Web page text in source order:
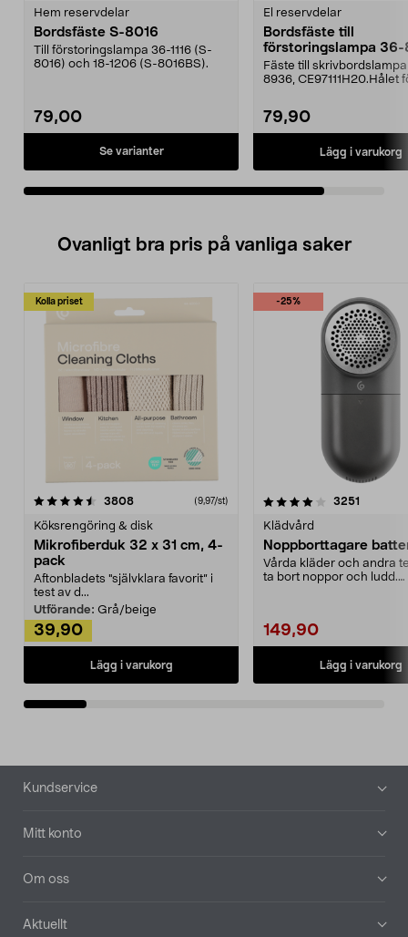
Hem reservdelar
Bordsfäste S-8016
Till förstoringslampa 36-1116 (S-
8016) och 18-1206 (S-8016BS).
79,00
Se varianter
El reservdelar
Bordsfäste till
förstoringslampa
Fäste till
8936, CE97111H20.Hålet
79,90
Lägg i varukorg
Ovanligt bra pris på vanliga saker
Kolla priset
3808recensioner (9,97/st)
Köksrengöring & disk
Mikrofiberduk 32 x 31 cm, 4-
pack
Aftonbladets "självklara favorit” i
test av d...
Utförande: Grå/beige
39,90
Lägg i varukorg
-25%
4.0av 5 stjärnor 3251
Klädvård
Noppborttagare
Vårda kläder och andra
ta bort noppor och ludd.
149,90
Lägg i varukorg
4.5av 5 stjärnor
Sidfot
Kundservice
Mitt konto
Om oss
Aktuellt